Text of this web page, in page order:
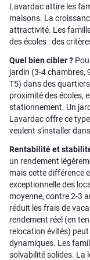
Lavardac attire les
maisons. La
attractivité. Les
des écoles : des
Quel bien cibler ?
jardin (3-4 chambres,
T5) dans des
proximité des écoles,
stationnement. Un
Lavardac offre ce
veulent s'installer
Rentabilité et
un rendement
mais cette différence
exceptionnelle des
moyenne, contre 2-3
réduit les frais de
rendement réel (en
relocation évités)
dynamiques. Les
solvabilité solides. La